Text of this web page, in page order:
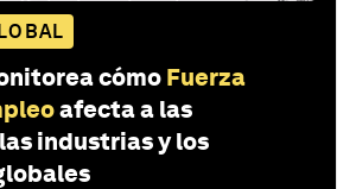
cómo Fuerza
afecta a las
industrias y los